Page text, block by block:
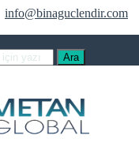
info@binaguclendir.com
Ara